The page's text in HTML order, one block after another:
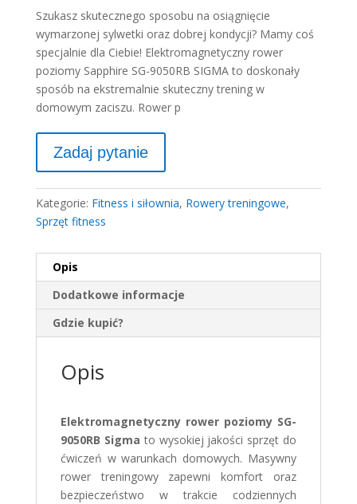
Szukasz skutecznego sposobu na osiągnięcie
wymarzonej sylwetki oraz dobrej kondycji? Mamy coś
specjalnie dla Ciebie! Elektromagnetyczny rower
poziomy Sapphire SG-9050RB SIGMA to doskonały
sposób na ekstremalnie skuteczny trening w
domowym zaciszu. Rower p
Kategorie: Fitness i siłownia, Rowery treningowe,
Sprzęt fitness
Opis
Dodatkowe informacje
Gdzie kupić?
Opis
Elektromagnetyczny rower poziomy SG-
9050RB Sigma to wysokiej jakości sprzęt do
ćwiczeń w warunkach domowych. Masywny
rower treningowy zapewni komfort oraz
bezpieczeństwo w trakcie codziennych